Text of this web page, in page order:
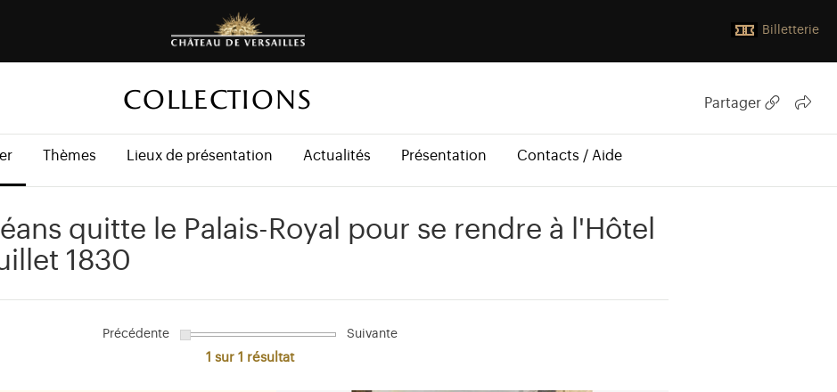
Billetterie
COLLECTIONS Partager
Thèmes Lieux de présentation Actualités Présentation Contacts / Aide
quitte le Palais-Royal pour se rendre à l'Hôtel
1830
Précédente Suivante
1 sur 1 résultat